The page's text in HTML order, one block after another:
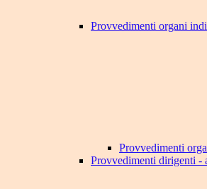
Provvedimenti organi
Provvedimenti
Provvedimenti dirigenti -